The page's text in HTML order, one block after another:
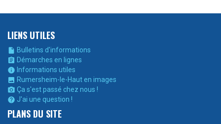
LIENS UTILES
 Bulletins d'informations
 Démarches en lignes
 Informations utiles
 Rumersheim-le-Haut en images
 Ça s'est passé chez nous !
 J'ai une question !
PLANS DU SITE